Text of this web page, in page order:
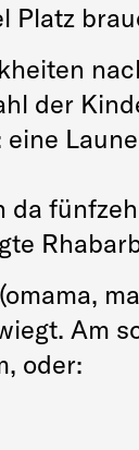
Platz
der
da
Am
oder: